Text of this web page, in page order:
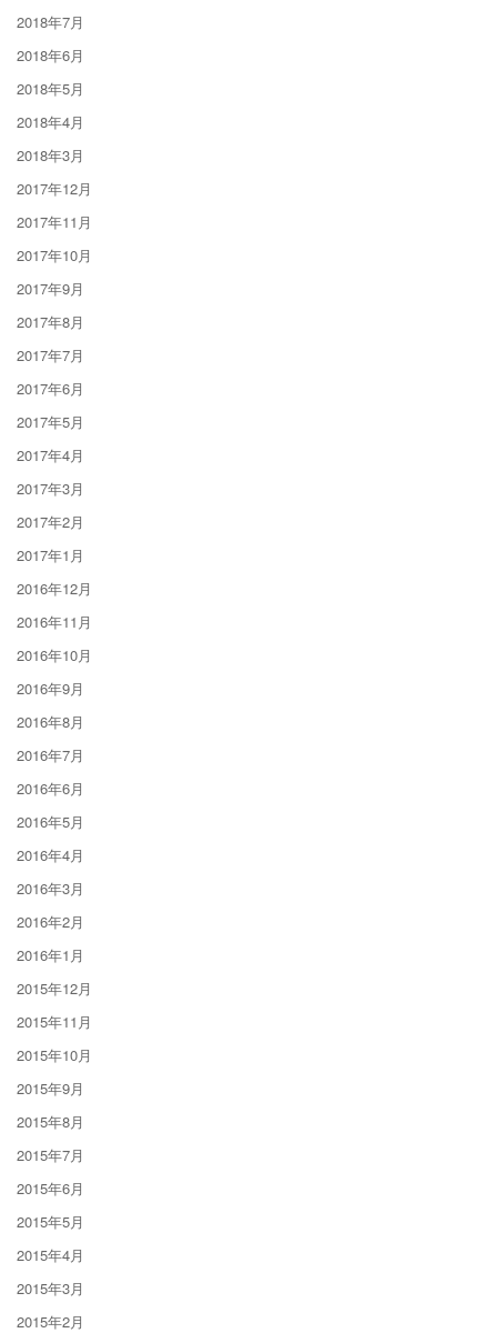
2018年7月
2018年6月
2018年5月
2018年4月
2018年3月
2017年12月
2017年11月
2017年10月
2017年9月
2017年8月
2017年7月
2017年6月
2017年5月
2017年4月
2017年3月
2017年2月
2017年1月
2016年12月
2016年11月
2016年10月
2016年9月
2016年8月
2016年7月
2016年6月
2016年5月
2016年4月
2016年3月
2016年2月
2016年1月
2015年12月
2015年11月
2015年10月
2015年9月
2015年8月
2015年7月
2015年6月
2015年5月
2015年4月
2015年3月
2015年2月